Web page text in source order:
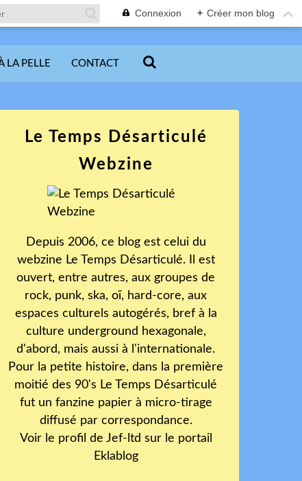
Connexion + Créer mon blog
LA PELLE CONTACT
Le Temps Désarticulé
Webzine
Depuis 2006, ce blog est celui du
webzine Le Temps Désarticulé. Il est
ouvert, entre autres, aux groupes de
rock, punk, ska, oï, hard-core, aux
espaces culturels autogérés, bref à la
culture underground hexagonale,
d'abord, mais aussi à l'internationale.
Pour la petite histoire, dans la première
moitié des 90's Le Temps Désarticulé
fut un fanzine papier à micro-tirage
diffusé par correspondance.
Voir le profil de Jef-ltd sur le portail
Eklablog